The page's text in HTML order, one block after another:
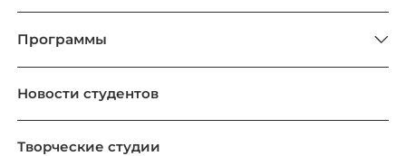
Новости студентов
Творческие студии
Программы